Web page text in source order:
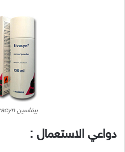
بيفاسين Bivacyn
دواعي الاستعمال :